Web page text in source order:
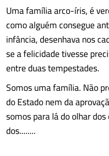
Uma família arco-íris, é
como alguém consegue
infância, desenhava nos
se a felicidade tivesse
entre duas tempestades.
Somos uma família. Não
do Estado nem da
somos para lá do olhar
dos........